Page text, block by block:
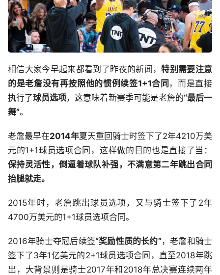
相信大家今早起来都看到了昨夜的新闻，特别需要注意
的是老詹没有再按照他的惯例续签1+1合同 ，而是直接
执行了球员选项，这意味着新赛季可能是老詹的“最后一
舞”。
老詹最早在2014年夏天重回骑士时签下了2年4210万美
元的1+1球员选项合同，这样做的目的也是直接了当：
保持灵活性，倒逼着球队补强，不满意第二年跳出合同
抬腿就走。
2015年时，老詹跳出球员选项，又与骑士签下了2年
4700万美元的1+1球员选项合同。
2016年骑士夺冠后续签“奖励性质的长约”，老詹和骑士
签下了3年1亿美元的2+1球员选项合同，直至2018年跳
出，大背景则是骑士2017年和2018年总决赛连续两年